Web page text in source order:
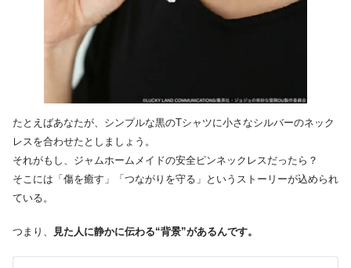
たとえばあなたが、シンプルな黒のTシャツに小さなシルバーのネック
レスを合わせたとしましょう。
それがもし、ジャムホームメイドの安全ピンネックレスだったら？
そこには「傷を癒す」「つながりを守る」というストーリーが込められ
ている。
つまり、 見た人に静かに伝わる“背景”があるんです。